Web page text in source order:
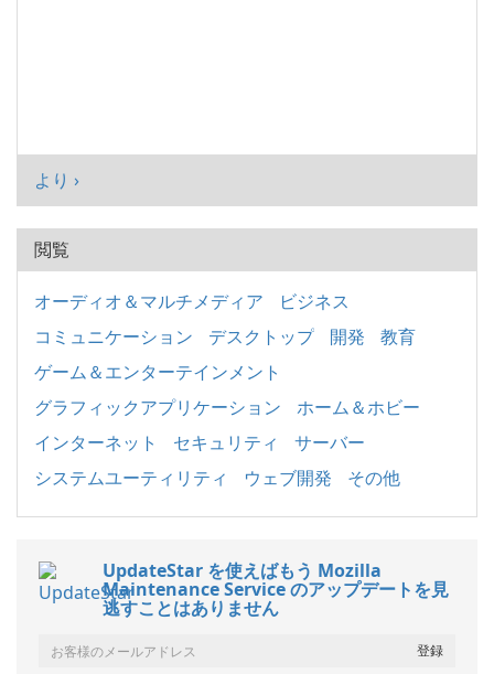
より ›
閲覧
オーディオ＆マルチメディア
ビジネス
コミュニケーション
デスクトップ 開発
教育
ゲーム＆エンターテインメント
グラフィックアプリケーション
ホーム＆ホビー
インターネット
セキュリティ
サーバー
システムユーティリティ
ウェブ開発 その他
UpdateStar を使えばもう Mozilla
Maintenance Service のアップデートを見
逃すことはありません